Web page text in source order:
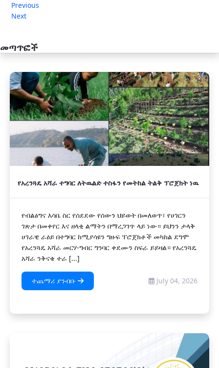
Previous
Next
መጣጥፎች
አዲስ
የአረንጓዴ አሻራ ተግባር ለትዉልድ ተስፋን የመትከል ትልቅ ፕሮጀክት ነዉ
የብልፅግና እሳቤ ስር የሰደደው የሰውን ህይወት በመለወጥ፣ የሀገርን
ገጽታ በመቀየር እና ዘላቂ ልማትን በማረጋገጥ ላይ ነው። ይህንን ታላቅ
ሀገራዊ ራዕይ በተግባር ከሚያሳዩን ግዙፍ ፕሮጀክቶች መካከል ደግሞ
የአረንጓዴ አሻራ መርሃ-ግብር ግንባር ቀደሙን ስፍራ ይይዛል። የአረንጓዴ
አሻራ ንቅናቄ ተራ [...]
ተጨማሪ ያንብቡ July 04, 2026